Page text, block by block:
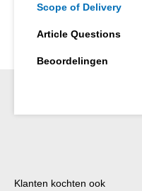
Scope of Delivery
Article Questions
Beoordelingen
Productgalerij overslaan
Klanten kochten ook